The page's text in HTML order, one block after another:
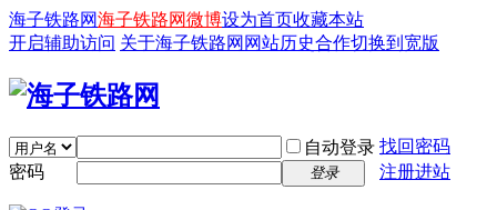
海子铁路网海子铁路网微博设为首页收藏本站
开启辅助访问 关于海子铁路网 网站历史合作切换到宽版
自动登录 找回密码
密码
登录 注册进站